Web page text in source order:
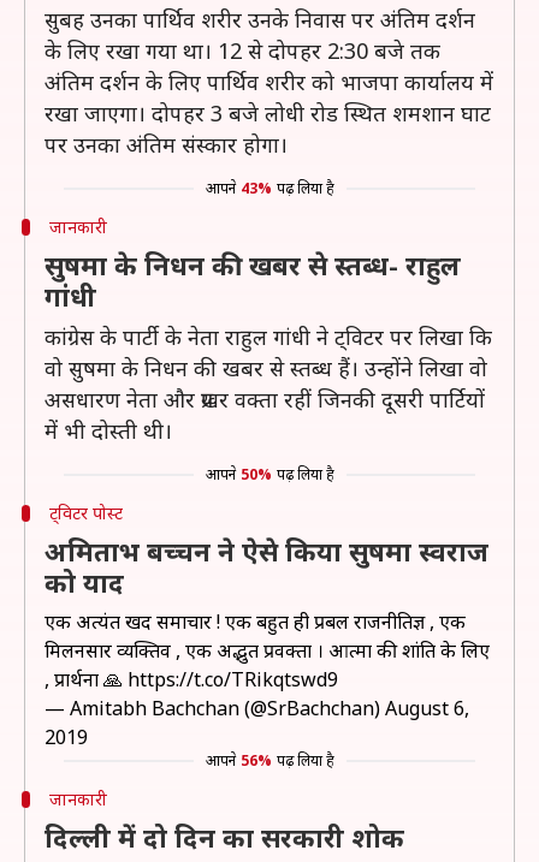
सुबह उनका पार्थिव शरीर उनके निवास पर अंतिम दर्शन
के लिए रखा गया था। 12 से दोपहर 2:30 बजे तक
अंतिम दर्शन के लिए पार्थिव शरीर को भाजपा कार्यालय में
रखा जाएगा। दोपहर 3 बजे लोधी रोड स्थित शमशान घाट
पर उनका अंतिम संस्कार होगा।
आपने 43% पढ़ लिया है
जानकारी
सुषमा के निधन की खबर से स्तब्ध- राहुल
गांधी
कांग्रेस के पार्टी के नेता राहुल गांधी ने ट्विटर पर लिखा कि
वो सुषमा के निधन की खबर से स्तब्ध हैं। उन्होंने लिखा वो
असधारण नेता और प्रखर वक्ता रहीं जिनकी दूसरी पार्टियों
में भी दोस्ती थी।
आपने 50% पढ़ लिया है
ट्विटर पोस्ट
अमिताभ बच्चन ने ऐसे किया सुषमा स्वराज
को याद
एक अत्यंत दुखद समाचार ! एक बहुत ही प्रबल राजनीतिज्ञ , एक
मिलनसार व्यक्तिव , एक अद्भुत प्रवक्ता । आत्मा की शांति के लिए
, प्रार्थना 🙏 https://t.co/TRikqtswd9
— Amitabh Bachchan (@SrBachchan)August 6,
2019
आपने 56% पढ़ लिया है
जानकारी
दिल्ली में दो दिन का सरकारी शोक